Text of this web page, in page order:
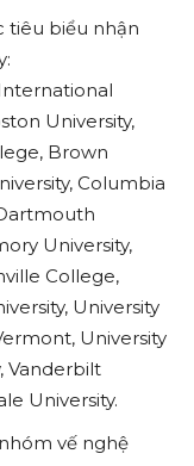
tiêu biểu nhận
University,
Brown
Columbia
University,
College,
University
University
Vanderbilt
University.
vế nghệ